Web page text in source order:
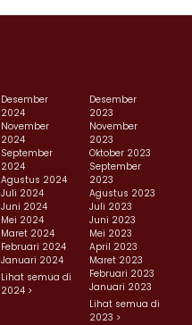
Desember
2024
November
2024
September
2024
Agustus 2024
Juli 2024
Juni 2024
Mei 2024
Maret 2024
Februari 2024
Januari 2024
Lihat semua di
2024 >
Desember
2023
November
2023
Oktober 2023
September
2023
Agustus 2023
Juli 2023
Juni 2023
Mei 2023
April 2023
Maret 2023
Februari 2023
Januari 2023
Lihat semua di
2023 >